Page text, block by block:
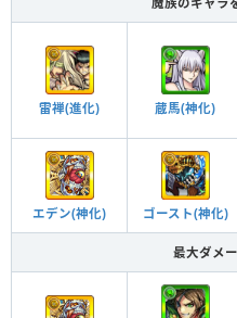
雷禅(進化) 蔵馬(神化)
エデン(神化) ゴースト(神化)
最大ダメ